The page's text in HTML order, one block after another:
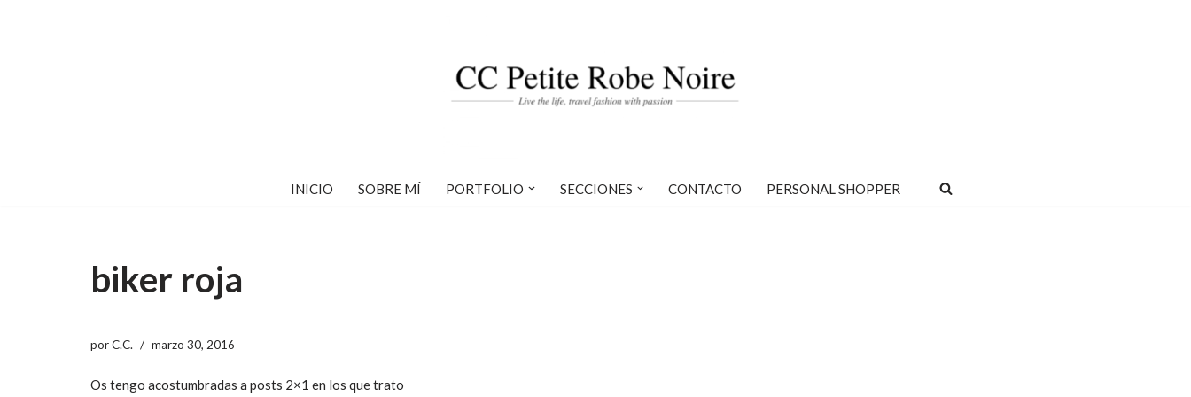
INICIO SOBRE MÍ PORTFOLIO SECCIONES CONTACTO PERSONAL SHOPPER
biker roja
porC.C. marzo 30, 2016
Os tengo acostumbradas a posts 2×1 en los que trato